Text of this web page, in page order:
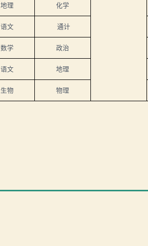
地理 化学
语文 通计
数学 政治
语文 地理
生物 物理